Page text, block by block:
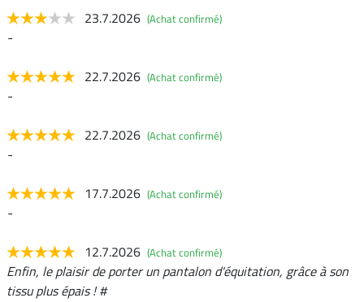
23.7.2026 (Achat confirmé)
-
22.7.2026 (Achat confirmé)
-
22.7.2026 (Achat confirmé)
-
17.7.2026 (Achat confirmé)
-
12.7.2026 (Achat confirmé)
Enfin, le plaisir de porter un pantalon d'équitation, grâce à son
tissu plus épais ! #